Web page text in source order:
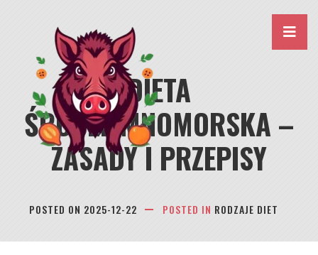
DIETA
ŚRÓDZIEMNOMORSKA –
ZASADY I PRZEPISY
POSTED ON 2025-12-22 POSTED IN RODZAJE DIET